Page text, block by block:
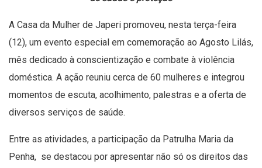
A Casa da Mulher de Japeri promoveu, nesta terça-feira
(12), um evento especial em comemoração ao Agosto Lilás,
mês dedicado à conscientização e combate à violência
doméstica. A ação reuniu cerca de 60 mulheres e integrou
momentos de escuta, acolhimento, palestras e a oferta de
diversos serviços de saúde.
Entre as atividades, a participação da Patrulha Maria da
Penha, se destacou por apresentar não só os direitos das